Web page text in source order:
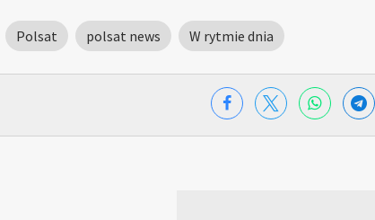
Polsat polsat news W rytmie dnia